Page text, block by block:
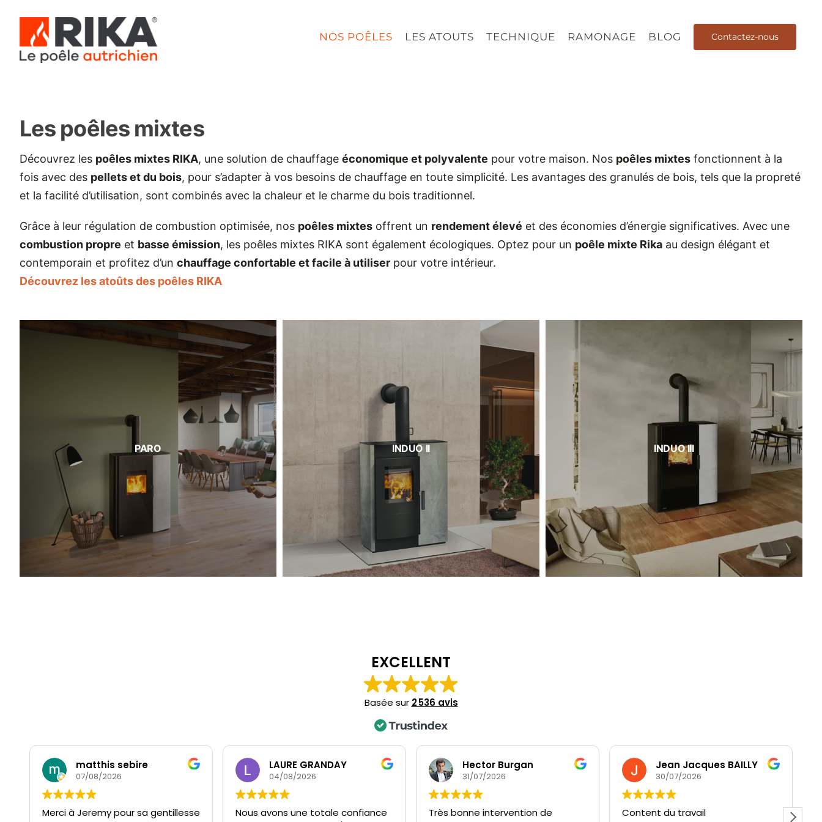
contenu
NOS POÊLES LES ATOUTS TECHNIQUE RAMONAGE BLOG Contactez-nous
Les poêles mixtes
Découvrez les poêles mixtes RIKA, une solution de chauffage économique et polyvalente pour votre maison. Nos poêles mixtesfonctionnent à la
fois avec des pellets et du bois, pour s’adapter à vos besoins de chauffage en toute simplicité. Les avantages des granulés de bois, tels que la propreté
et la facilité d’utilisation, sont combinés avec la chaleur et le charme du bois traditionnel.
Grâce à leur régulation de combustion optimisée, nos poêles mixtesoffrent un rendement élevé et des économies d’énergie significatives. Avec une
combustion propre et basse émission, les poêles mixtes RIKA sont également écologiques. Optez pour un poêle mixte Rikaau design élégant et
contemporain et profitez d’un chauffage confortable et facile à utiliserpour votre intérieur.
Découvrez les atoûts des poêles RIKA
PARO INDUO II INDUO III
EXCELLENT
Basée sur 2 536 avis
matthis sebire
07/08/2026
Merci à Jeremy pour sa gentillesse
LAURE GRANDAY
04/08/2026
Nous avons une totale confiance
Hector Burgan
31/07/2026
Très bonne intervention de
Jean Jacques BAILLY
30/07/2026
Content du travail